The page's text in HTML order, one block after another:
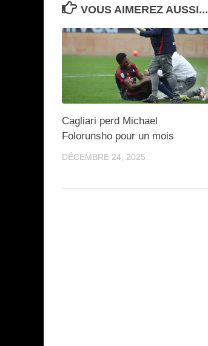
VOUS AIMEREZ AUSSI...
Cagliari perd Michael
Folorunsho pour un mois
DÉCEMBRE 24, 2025